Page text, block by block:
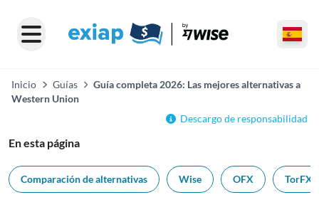
Inicio Guías
Guía completa 2026: Las mejores alternativas a
Western Union
Descargo de responsabilidad
En esta página
Comparación de alternativas Wise OFX TorFX